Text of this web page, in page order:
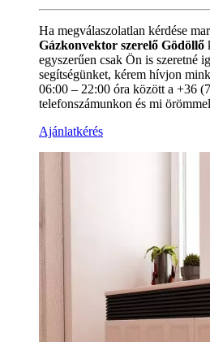
Ha megválaszolatlan kérdése
Gázkonvektor szerelő Gödöllő
egyszerűen csak Ön is szeretné
segítségünket, kérem hívjon
06:00 – 22:00 óra között a +36
telefonszámunkon és mi
Ajánlatkérés